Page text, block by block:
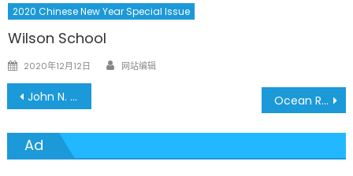
2020 Chinese New Year Special Issue
Wilson School
Posted
on
2020年12月12日 Author
网站编辑
文
章
導
John N. Cheng, CPA 程乃弘會計師事務所 Ocean Recycling LLC. 海洋環保有限公司
Ad